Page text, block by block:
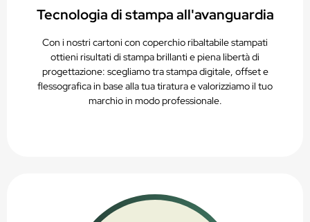
Tecnologia di stampa all'avanguardia
Con i nostri cartoni con coperchio ribaltabile stampati
ottieni risultati di stampa brillanti e piena libertà di
progettazione: scegliamo tra stampa digitale, offset e
flessografica in base alla tua tiratura e valorizziamo il tuo
marchio in modo professionale.